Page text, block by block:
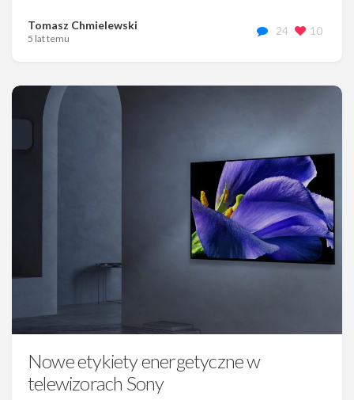
Tomasz Chmielewski
5 lat temu
24 10
Nowe etykiety energetyczne w
telewizorach Sony